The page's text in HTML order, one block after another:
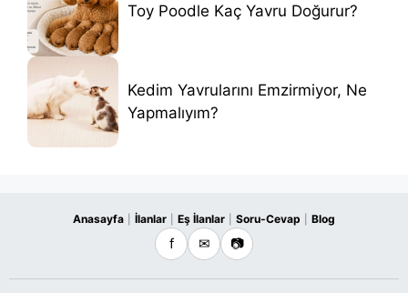
Toy Poodle Kaç Yavru Doğurur?
Kedim Yavrularını Emzirmiyor, Ne
Yapmalıyım?
Anasayfa İlanlar Eş İlanlar Soru-Cevap Blog
f ✉ 📷